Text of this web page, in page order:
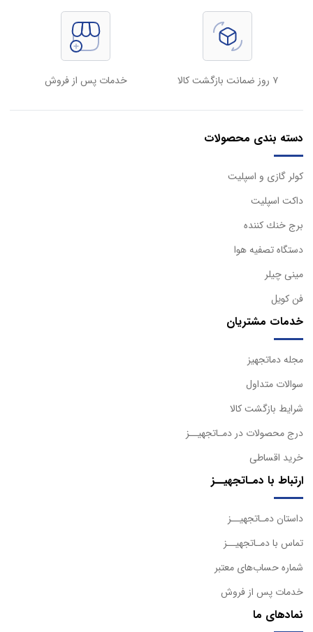
۷ روز ضمانت بازگشت کالا خدمات پس از فروش
دسته بندی محصولات
كولر گازی و اسپليت
داكت اسپليت
برج خنك كننده
دستگاه تصفيه هوا
مینی چیلر
فن کویل
خدمات مشتریان
مجله دماتجهیز
سوالات متداول
شرایط بازگشت کالا
درج محصولات در دمـاتجهیــز
خرید اقساطی
ارتباط با دمـاتجهیــز
داستان دمـاتجهیــز
تماس با دمـاتجهیــز
شماره حساب‌های معتبر
خدمات پس از فروش
نمادهای ما